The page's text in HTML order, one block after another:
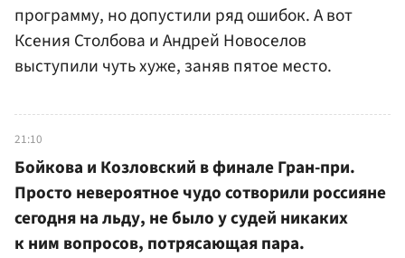
программу, но допустили ряд ошибок. А вот
Ксения Столбова и Андрей Новоселов
выступили чуть хуже, заняв пятое место.
21:10
Бойкова и Козловский в финале Гран-при.
Просто невероятное чудо сотворили россияне
сегодня на льду, не было у судей никаких
к ним вопросов, потрясающая пара.